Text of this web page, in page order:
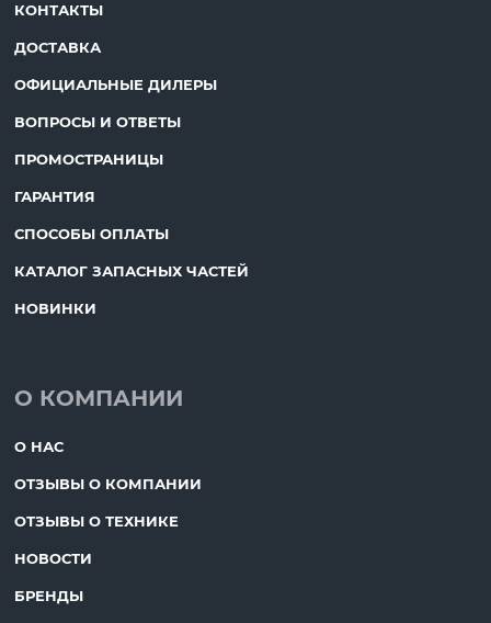
КОНТАКТЫ
ДОСТАВКА
ОФИЦИАЛЬНЫЕ ДИЛЕРЫ
ВОПРОСЫ И ОТВЕТЫ
ПРОМОСТРАНИЦЫ
ГАРАНТИЯ
СПОСОБЫ ОПЛАТЫ
КАТАЛОГ ЗАПАСНЫХ ЧАСТЕЙ
НОВИНКИ
О КОМПАНИИ
О НАС
ОТЗЫВЫ О КОМПАНИИ
ОТЗЫВЫ О ТЕХНИКЕ
НОВОСТИ
БРЕНДЫ